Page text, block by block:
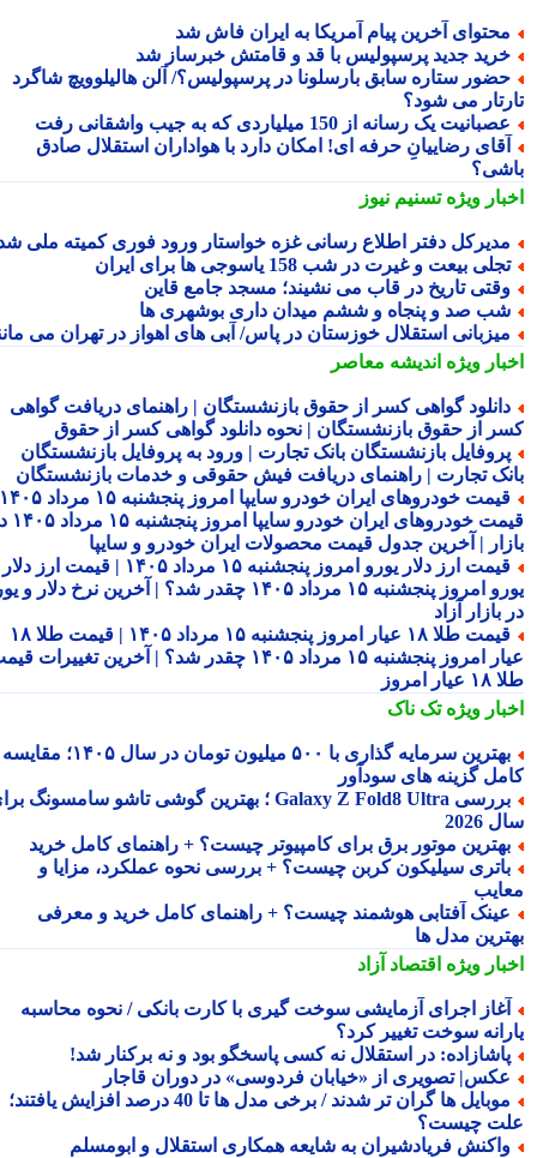
آخرین پیام آمریکا به ایران فاش شد
جدید پرسپولیس با قد و قامتش خبرساز شد
ستاره سابق بارسلونا در پرسپولیس؟/ آلن هالیلوویچ شاگرد
می شود؟
یک رسانه از 150 میلیاردی که به جیب واشقانی رفت
رضاییانِ حرفه ای! امکان دارد با هواداران استقلال صادق
ویژهتسنیم نیوز
دفتر اطلاع رسانی غزه خواستار ورود فوری کمیته ملی شد
بیعت و غیرت در شب 158 یاسوجی ها برای ایران
تاریخ در قاب می نشیند؛ مسجد جامع قاین
صد و پنجاه و ششم میدان داری بوشهری ها
استقلال خوزستان در پاس/ آبی های اهواز در تهران می مانند
ویژهاندیشه معاصر
گواهی کسر از حقوق بازنشستگان | راهنمای دریافت گواهی
از حقوق بازنشستگان | نحوه دانلود گواهی کسر از حقوق
بازنشستگان بانک تجارت | ورود به پروفایل بازنشستگان
تجارت | راهنمای دریافت فیش حقوقی و خدمات بازنشستگان
قیمت خودروهای ایران خودرو سایپا امروز پنجشنبه ۱۵ مرداد ۱۴۰۵ |
قیمت خودروهای ایران خودرو سایپا امروز پنجشنبه ۱۵ مرداد ۱۴۰۵ در
| آخرین جدول قیمت محصولات ایران خودرو و سایپا
قیمت ارز دلار یورو امروز پنجشنبه ۱۵ مرداد ۱۴۰۵ | قیمت ارز دلار
یورو امروز پنجشنبه ۱۵ مرداد ۱۴۰۵ چقدر شد؟ | آخرین نرخ دلار و یورو
آزاد
قیمت طلا ۱۸ عیار امروز پنجشنبه ۱۵ مرداد ۱۴۰۵ | قیمت طلا ۱۸
عیار امروز پنجشنبه ۱۵ مرداد ۱۴۰۵ چقدر شد؟ | آخرین تغییرات قیمت
امروز
ویژهتک ناک
بهترین سرمایه گذاری با ۵۰۰ میلیون تومان در سال ۱۴۰۵؛ مقایسه
گزینه های سودآور
بررسی Galaxy Z Fold8 Ultra ؛ بهترین گوشی تاشو سامسونگ برای
2026
موتور برق برای کامپیوتر چیست؟ + راهنمای کامل خرید
سیلیکون کربن چیست؟ + بررسی نحوه عملکرد، مزایا و
آفتابی هوشمند چیست؟ + راهنمای کامل خرید و معرفی
مدل ها
ویژهاقتصاد آزاد
اجرای آزمایشی سوخت گیری با کارت بانکی / نحوه محاسبه
سوخت تغییر کرد؟
در استقلال نه کسی پاسخگو بود و نه برکنار شد!
تصویری از «خیابان فردوسی» در دوران قاجار
موبایل ها گران تر شدند / برخی مدل ها تا 40 درصد افزایش یافتند؛
چیست؟
فریادشیران به شایعه همکاری استقلال و ابومسلم